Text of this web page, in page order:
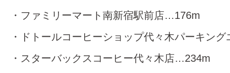
・ファミリーマート南新宿駅前店…176m
・ドトールコーヒーショップ代々木パーキン
・スターバックスコーヒー代々木店…234m